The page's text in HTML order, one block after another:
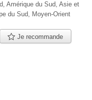
Amérique du Sud, Asie et
du Sud, Moyen-Orient
Je recommande